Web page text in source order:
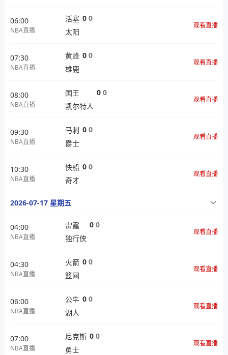
06:00
NBA直播
活塞
太阳
0 0
观看直播
07:30
NBA直播
黄蜂
雄鹿
0 0
观看直播
08:00
NBA直播
国王
凯尔特人
0 0
观看直播
09:30
NBA直播
马刺
爵士
0 0
观看直播
10:30
NBA直播
快船
奇才
0 0
观看直播
2026-07-17 星期五
04:00
NBA直播
雷霆
独行侠
0 0
观看直播
04:30
NBA直播
火箭
篮网
0 0
观看直播
06:00
NBA直播
公牛
湖人
0 0
观看直播
07:00
NBA直播
尼克斯
勇士
0 0
观看直播